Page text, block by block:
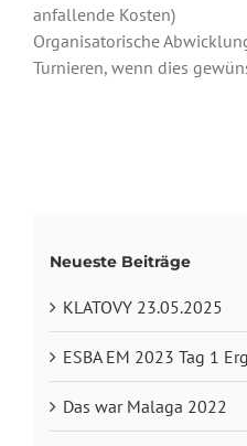
anfallende Kosten)
Organisatorische
Turnieren, wenn dies
Neueste Beiträge
KLATOVY 23.05.2025
ESBA EM 2023 Tag 1
Das war Malaga 2022